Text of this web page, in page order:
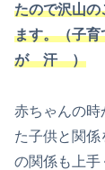
たので沢山の
ます。（子育
が 汗 ）
赤ちゃんの時
た子供と関係
の関係も上手